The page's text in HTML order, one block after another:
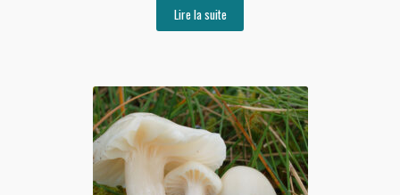
Lire la suite